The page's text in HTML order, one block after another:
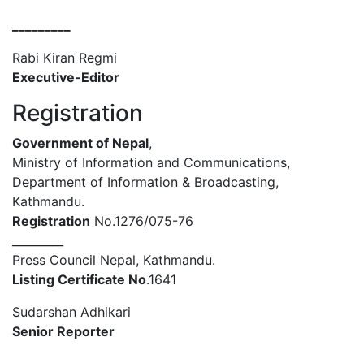
Rabi Kiran Regmi
Executive-Editor
Registration
Government of Nepal,
Ministry of Information and Communications,
Department of Information & Broadcasting,
Kathmandu.
Registration No.1276/075-76
Press Council Nepal, Kathmandu.
Listing Certificate No.1641
Sudarshan Adhikari
Senior Reporter